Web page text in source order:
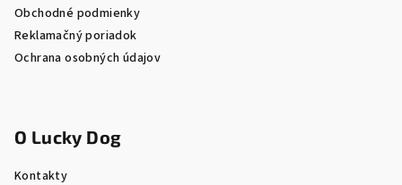
Obchodné podmienky
Reklamačný poriadok
Ochrana osobných údajov
O Lucky Dog
Kontakty